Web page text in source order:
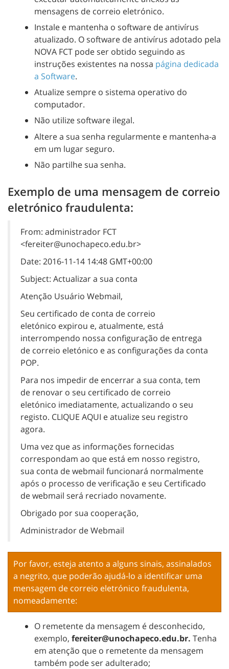
mensagens de correio eletrónico.
Instale e mantenha o software de antivírus
atualizado. O software de antivírus adotado pela
NOVA FCT pode ser obtido seguindo as
instruções existentes na nossa página dedicada
a Software.
Atualize sempre o sistema operativo do
computador.
Não utilize software ilegal.
Altere a sua senha regularmente e mantenha-a
em um lugar seguro.
Não partilhe sua senha.
Exemplo de uma mensagem de correio
eletrónico fraudulenta:
From: administrador FCT
<fereiter@unochapeco.edu.br>
Date: 2016-11-14 14:48 GMT+00:00
Subject: Actualizar a sua conta
Atenção Usuário Webmail,
Seu certificado de conta de correio
eletónico expirou e, atualmente, está
interrompendo nossa configuração de entrega
de correio eletónico e as configurações da conta
POP.
Para nos impedir de encerrar a sua conta, tem
de renovar o seu certificado de correio
eletónico imediatamente, actualizando o seu
registo. CLIQUE AQUI e atualize seu registro
agora.
Uma vez que as informações fornecidas
correspondam ao que está em nosso registro,
sua conta de webmail funcionará normalmente
após o processo de verificação e seu Certificado
de webmail será recriado novamente.
Obrigado por sua cooperação,
Administrador de Webmail
Por favor, esteja atento a alguns sinais, assinalados
a negrito, que poderão ajudá-lo a identificar uma
mensagem de correio eletrónico fraudulenta,
nomeadamente:
O remetente da mensagem é desconhecido,
exemplo, fereiter@unochapeco.edu.br. Tenha
em atenção que o remetente da mensagem
também pode ser adulterado;